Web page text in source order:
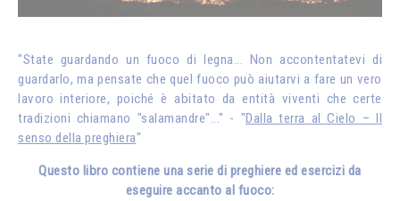
"State guardando un fuoco di legna... Non accontentatevi di
guardarlo, ma pensate che quel fuoco può aiutarvi a fare un vero
lavoro interiore, poiché è abitato da entità viventi che certe
tradizioni chiamano "salamandre"..." - "Dalla terra al Cielo – Il
senso della preghiera"
Questo libro contiene una serie di preghiere ed esercizi da
eseguire accanto al fuoco: